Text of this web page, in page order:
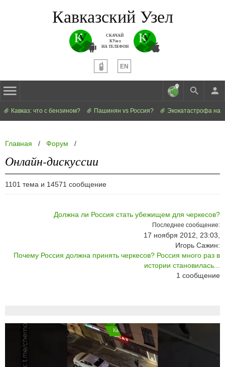
Кавказский Узел
СКАЧАЙ
КУзел
НА ТЕЛЕФОН
EN
Кавказ: что с бензином? Пашинян vs Россия? Экокатастрофа на
Главная / Форум /
Онлайн-дискуссии
1101 тема и 14571 сообщение
Должна ли Россия стать убежищем для черкесов?
Последнее сообщение:
17 ноября 2012, 23:03,
Игорь Сажин:
Почему Россия должна принять черкесов? Россия много раз в
истории становилась...
1 сообщение